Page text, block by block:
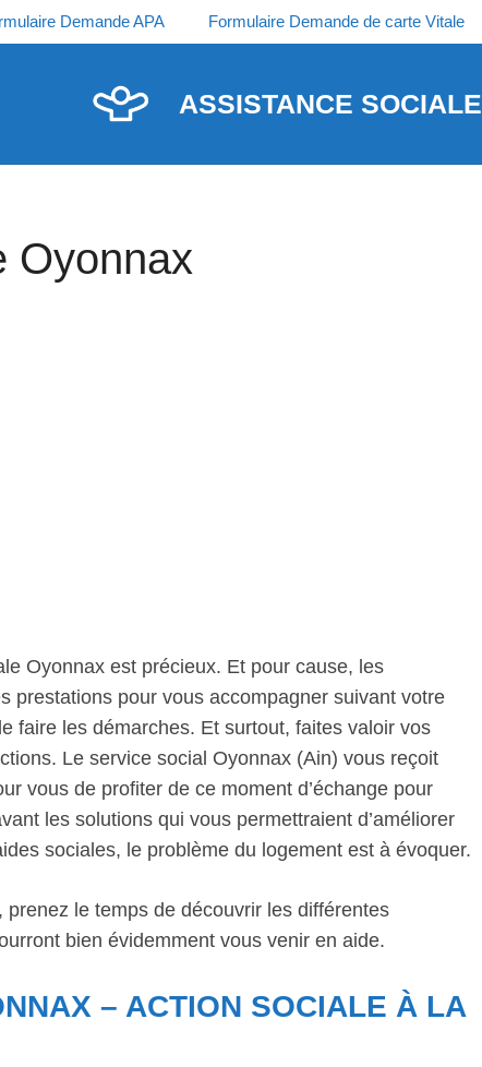
Demande APA Formulaire Demande de carte Vitale
ASSISTANCE SOCIALE
Oyonnax
Oyonnax est précieux. Et pour cause, les
prestations pour vous accompagner suivant votre
faire les démarches. Et surtout, faites valoir vos
Le service social Oyonnax (Ain) vous reçoit
vous de profiter de ce moment d’échange pour
les solutions qui vous permettraient d’améliorer
sociales, le problème du logement est à évoquer.
le temps de découvrir les différentes
bien évidemment vous venir en aide.
– ACTION SOCIALE À LA